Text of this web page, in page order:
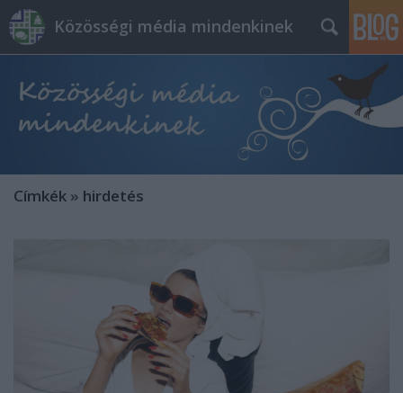
Közösségi média mindenkinek
Címkék » hirdetés